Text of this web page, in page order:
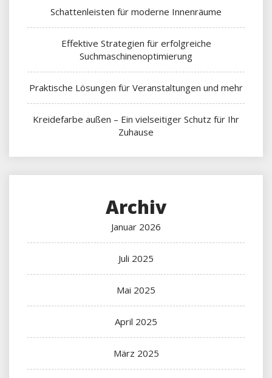
Schattenleisten für moderne Innenräume
Effektive Strategien für erfolgreiche
Suchmaschinenoptimierung
Praktische Lösungen für Veranstaltungen und mehr
Kreidefarbe außen – Ein vielseitiger Schutz für Ihr
Zuhause
Archiv
Januar 2026
Juli 2025
Mai 2025
April 2025
März 2025